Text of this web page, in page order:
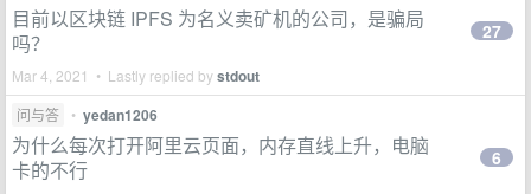
目前以区块链 IPFS 为名义卖矿机的公司，是骗局
吗？
Mar 4, 2021 • Lastly replied bystdout
27
问与答 • yedan1206
为什么每次打开阿里云页面，内存直线上升，电脑
卡的不行
6